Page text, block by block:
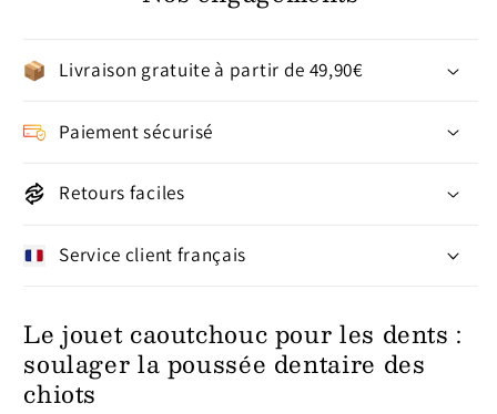
Livraison gratuite à partir de 49,90€
Paiement sécurisé
Retours faciles
Service client français
Le jouet caoutchouc pour les dents :
soulager la poussée dentaire des
chiots